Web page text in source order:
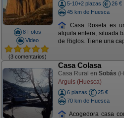
8 Fotos
Video
(3 comentarios)
5-10+2 plazas
26 €
45 km de Huesca
Casa Roseta es
alquila entera, situada
de Riglos. Tiene una
Casa Colasa
Casa Rural en Sobás
Arguis (Huesca)
6 plazas
25 €
70 km de Huesca
Acogedora casa